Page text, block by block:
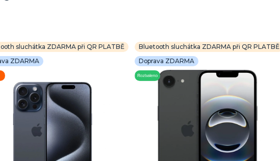
sluchátka ZDARMA při QR PLATBĚ
ZDARMA
Bluetooth sluchátka ZDARMA při QR PLATBĚ
Doprava ZDARMA